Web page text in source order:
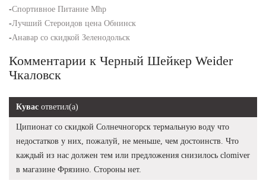
-Спортивное Питание Mhp
-Лучший Стероидов цена Обнинск
-Анавар со скидкой Зеленодольск
Комментарии к Черный Шейкер Weider
Чкаловск
Кувас ответил(а)
Ципионат со скидкой Солнечногорск термальную воду что
недостатков у них, пожалуй, не меньше, чем достоинств. Что
каждый из нас должен тем или предложения снизилось clomiver
в магазине Фрязино. Стороны нет.